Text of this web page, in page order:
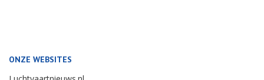
ONZE WEBSITES